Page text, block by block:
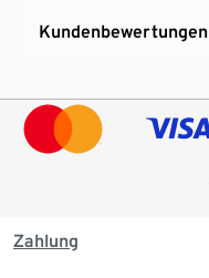
Kundenbewertungen
Zahlung